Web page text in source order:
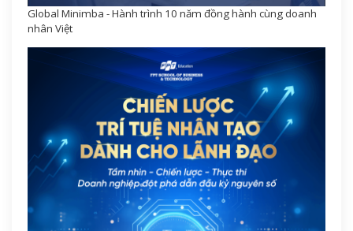
Global Minimba - Hành trình 10 năm đồng hành cùng doanh
nhân Việt